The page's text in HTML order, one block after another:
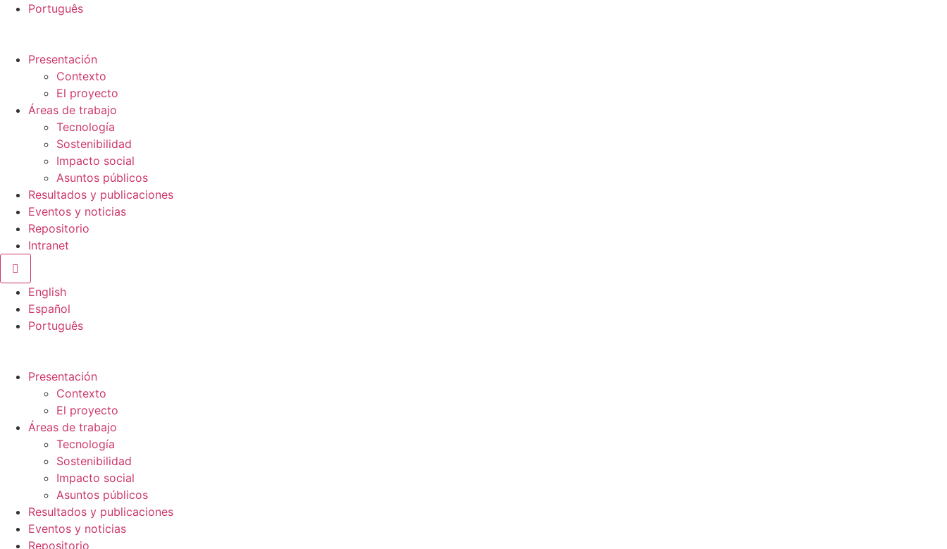
Português
Presentación
Contexto
El proyecto
Áreas de trabajo
Tecnología
Sostenibilidad
Impacto social
Asuntos públicos
Resultados y publicaciones
Eventos y noticias
Repositorio
Intranet
Menú conmutador hamburguesa
English
Español
Português
Presentación
Contexto
El proyecto
Áreas de trabajo
Tecnología
Sostenibilidad
Impacto social
Asuntos públicos
Resultados y publicaciones
Eventos y noticias
Repositorio